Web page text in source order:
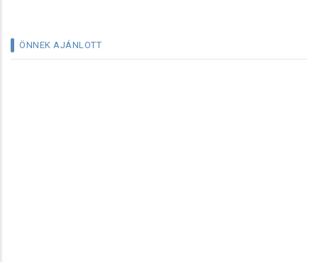
ÖNNEK AJÁNLOTT